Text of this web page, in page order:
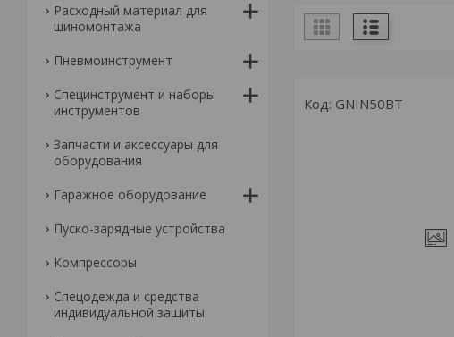
GNIN50BT
Расходный материал для
шиномонтажа
Пневмоинструмент
Специнструмент и наборы
инструментов
Запчасти и аксессуары для
оборудования
Гаражное оборудование
Пуско-зарядные устройства
Компрессоры
Спецодежда и средства
индивидуальной защиты